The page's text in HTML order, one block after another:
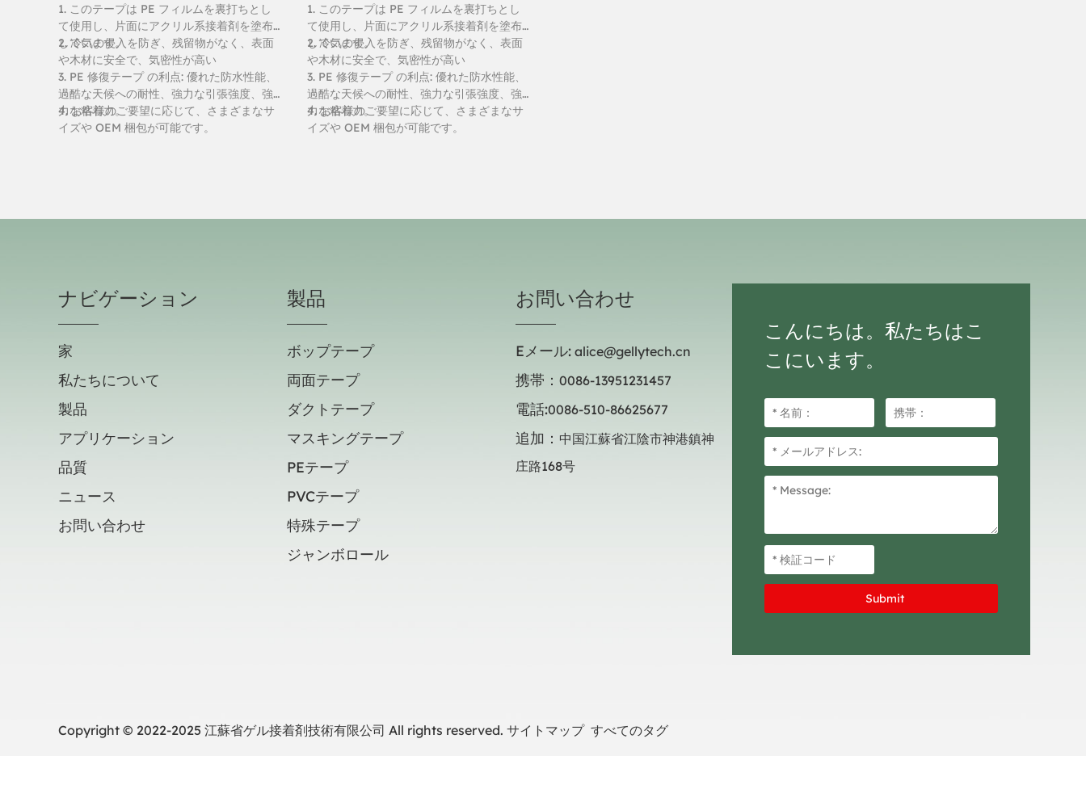
1. このテープは PE フィルムを裏打ちとし
て使用し、片面にアクリル系接着剤を塗布
しています。
2. 冷気の侵入を防ぎ、残留物がなく、表面
や木材に安全で、気密性が高い
3. PE 修復テープ の利点: 優れた防水性能、
過酷な天候への耐性、強力な引張強度、強
力な粘着力。
4. お客様のご要望に応じて、さまざまなサ
イズや OEM 梱包が可能です。
1. このテープは PE フィルムを裏打ちとし
て使用し、片面にアクリル系接着剤を塗布
しています。
2. 冷気の侵入を防ぎ、残留物がなく、表面
や木材に安全で、気密性が高い
3. PE 修復テープ の利点: 優れた防水性能、
過酷な天候への耐性、強力な引張強度、強
力な粘着力。
4. お客様のご要望に応じて、さまざまなサ
イズや OEM 梱包が可能です。
ナビゲーション
家
私たちについて
製品
アプリケーション
品質
ニュース
お問い合わせ
製品
ボップテープ
両面テープ
ダクトテープ
マスキングテープ
PEテープ
PVCテープ
特殊テープ
ジャンボロール
お問い合わせ
Eメール: alice@gellytech.cn
携帯： 0086-13951231457
電話:0086-510-86625677
追加： 中国江蘇省江陰市神港鎮神
庄路168号
こんにちは。私たちはこ
こにいます。
Copyright © 2022-2025 江蘇省ゲル接着剤技術有限公司 All rights reserved. サイトマップ すべてのタグ